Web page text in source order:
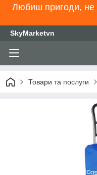
Любиш пригоди, не
SkyMarketvn
Товари та послуги